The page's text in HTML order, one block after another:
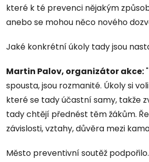
které k té prevenci nějakým
anebo se mohou něco nového
Jaké konkrétní úkoly tady jsou
Martin Palov, organizátor akce:
spousta, jsou rozmanité. Úkoly si
které se tady účastní samy, takže
tady chtějí přednést těm žákům.
závislosti, vztahy, důvěra mezi
Město preventivní soutěž podpořilo.